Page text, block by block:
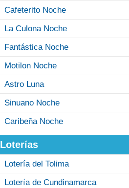
Cafeterito Noche
La Culona Noche
Fantástica Noche
Motilon Noche
Astro Luna
Sinuano Noche
Caribeña Noche
Loterías
Lotería del Tolima
Lotería de Cundinamarca